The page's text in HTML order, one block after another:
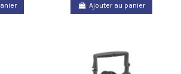
Ajouter au panier